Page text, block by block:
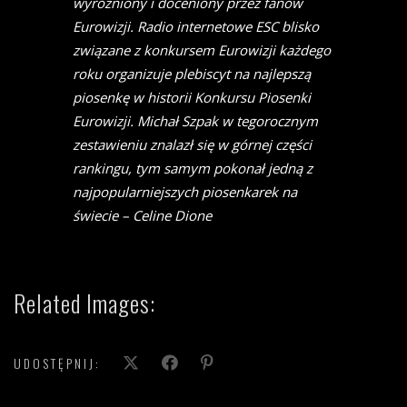
Eurowizji. Radio internetowe ESC blisko
związane z konkursem Eurowizji każdego
roku organizuje plebiscyt na najlepszą
piosenkę w historii Konkursu Piosenki
Eurowizji. Michał Szpak w tegorocznym
zestawieniu znalazł się w górnej części
rankingu, tym samym pokonał jedną z
najpopularniejszych piosenkarek na
świecie – Celine Dione
Related Images:
UDOSTĘPNIJ: